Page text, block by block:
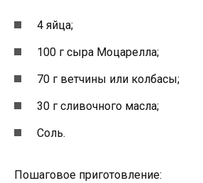
4 яйца;
100 г сыра Моцарелла;
70 г ветчины или колбасы;
30 г сливочного масла;
Соль.
Пошаговое приготовление: